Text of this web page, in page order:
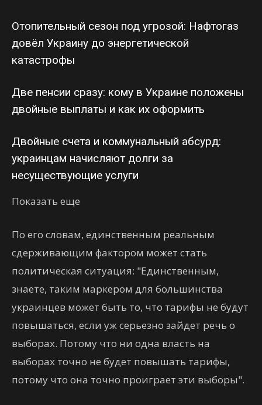
Отопительный сезон под угрозой: Нафтогаз
довёл Украину до энергетической
катастрофы
Две пенсии сразу: кому в Украине положены
двойные выплаты и как их оформить
Двойные счета и коммунальный абсурд:
украинцам начисляют долги за
несуществующие услуги
Показать еще
По его словам, единственным реальным
сдерживающим фактором может стать
политическая ситуация: "Единственным,
знаете, таким маркером для большинства
украинцев может быть то, что тарифы не будут
повышаться, если уж серьезно зайдет речь о
выборах. Потому что ни одна власть на
выборах точно не будет повышать тарифы,
потому что она точно проиграет эти выборы".